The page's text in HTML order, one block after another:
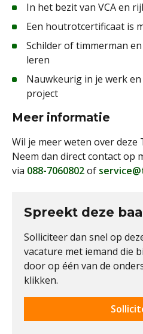
In het bezit van VCA en
Een houtrotcertificaat is
Schilder of timmerman
leren
Nauwkeurig in je werk
project
Meer informatie
Wil je meer weten over deze
Neem dan direct contact op
via 088-7060802of
Spreekt deze
Solliciteer dan snel op
vacature met iemand die
door op één van de
klikken.